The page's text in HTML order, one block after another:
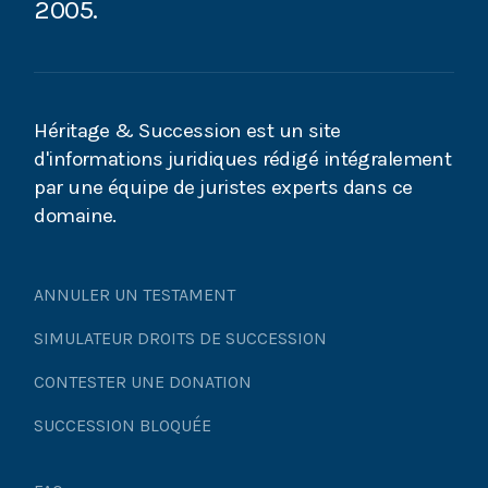
condition suspensive
Cour d'appel de Paris : que faire quand l'héritier
réservataire refuse de délivrer les biens de la
Legs résiduels et graduels : les difficultés liées aux
legs à charge
Donation-partage: outil de gestion de patrimoine
2005.
Héritage & Succession est un site
d'informations juridiques rédigé intégralement
par une équipe de juristes experts dans ce
domaine.
ANNULER UN TESTAMENT
SIMULATEUR DROITS DE SUCCESSION
CONTESTER UNE DONATION
SUCCESSION BLOQUÉE